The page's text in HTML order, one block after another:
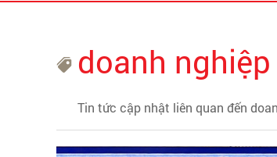
doanh
Tin tức cập nhật liên quan đến